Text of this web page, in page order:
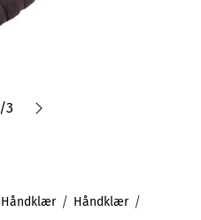
/3
Håndklær Håndklær